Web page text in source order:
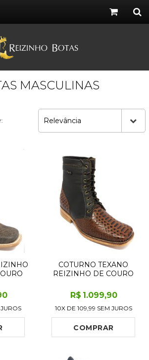
MASCULINAS
Relevância
-
COTURNO TEXANO
REIZINHO DE COURO
IMITAÇÃO DE COBRA -
CANO CURTO, BICO
QUADRADO - SOLADO
DE COURO ARTESANAL
R$ 1.099,90
10X DE 109,99 SEM JUROS
COMPRAR